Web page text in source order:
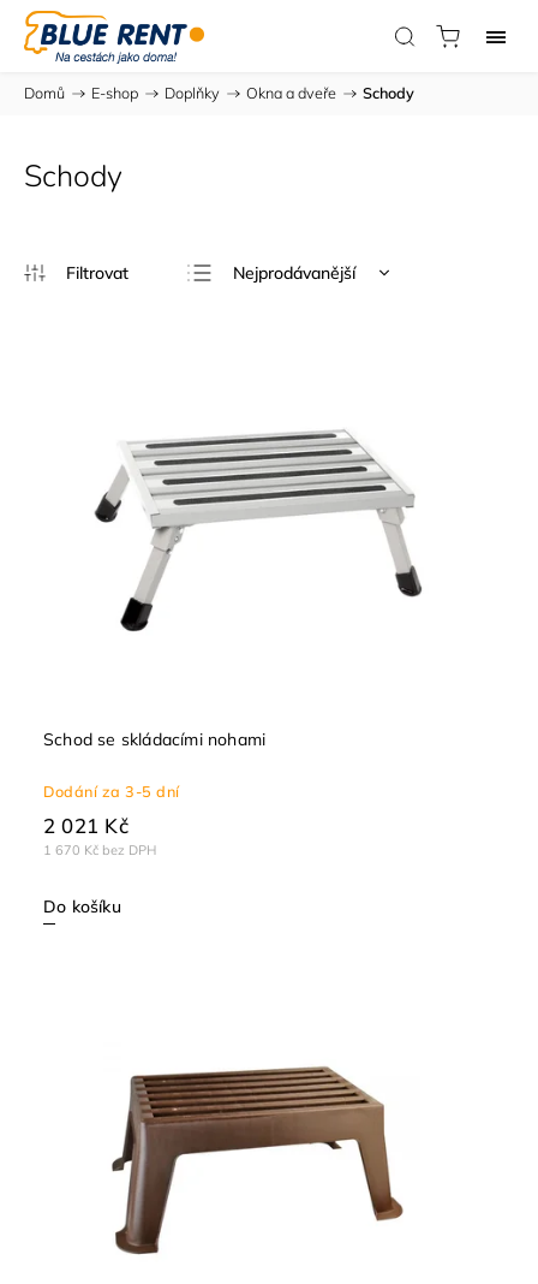
Domů / E-shop / Doplňky / Okna a dveře / Schody
Schody
Nejprodávanější
Schod se skládacími nohami
Dodání za 3-5 dní
1 670 Kč bez DPH
2 021 Kč
Do košíku